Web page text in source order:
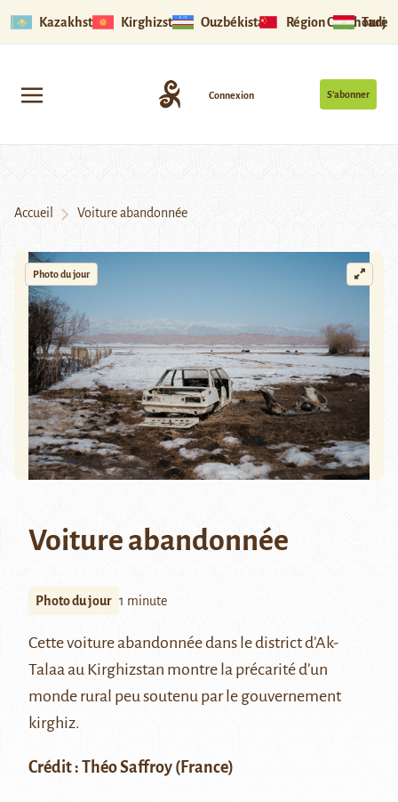
Kazakhstan Kirghizstan Ouzbékistan Région Ouïghoure
S’abonner
Connexion
Accueil Voiture abandonnée
Photo du jour
Voiture abandonnée
Photo du jour 1 minute
Cette voiture abandonnée dans le district d’Ak-
Talaaau Kirghizstan montre la précarité d’un
monde rural peu soutenu par le gouvernement
kirghiz.
Crédit : Théo Saffroy (France)